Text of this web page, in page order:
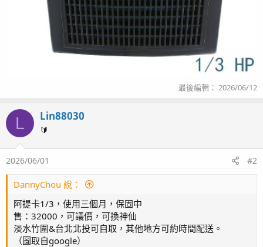
最後編輯： 2026/06/12
L Lin88030
🔰
2026/06/01 #2
DannyChou 說：
阿提卡1/3，使用三個月，保固中
售：32000，可議價，可換神仙
淡水竹圍&台北北投可自取，其他地方可約時間配送。
（圖取自google）